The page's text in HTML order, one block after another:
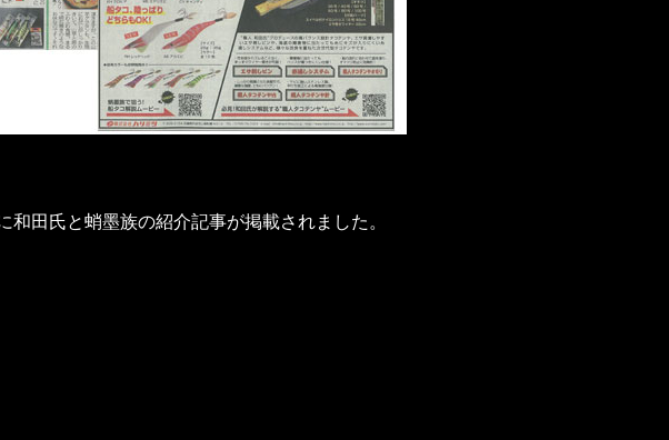
田氏と蛸墨族の紹介記事が掲載されました。